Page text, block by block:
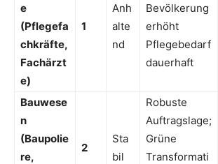
e
(Pflegefa
chkräfte,
Fachärzt
e)
1
Anh
alte
nd
Bevölkerung
erhöht
Pflegebedarf
dauerhaft
Bauwese
n
(Baupolie
re,
2
Sta
bil
Robuste
Auftragslage;
Grüne
Transformati